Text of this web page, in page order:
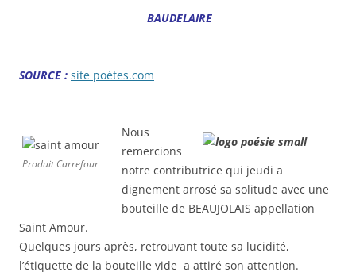
BAUDELAIRE
SOURCE : site poètes.com
Produit Carrefour
Nous
remercions
notre contributrice qui jeudi a
dignement arrosé sa solitude avec une
bouteille de BEAUJOLAIS appellation
Saint Amour.
Quelques jours après, retrouvant toute sa lucidité,
l’étiquette de la bouteille vide a attiré son attention.